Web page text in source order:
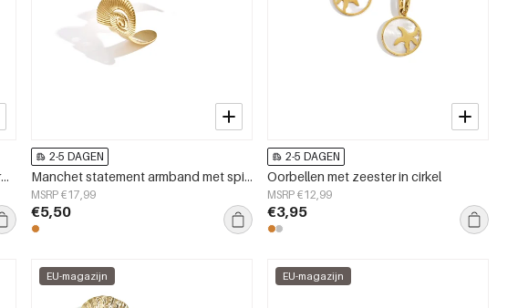
Creolen met zeesterren en goude kraaltjes
2-5 DAGEN
Manchet statement armband met spiraalschelpen
MSRP €17,99
€5,50
2-5 DAGEN
Oorbellen met zeester in cirkel
MSRP €12,99
€3,95
EU-magazijn EU-magazijn